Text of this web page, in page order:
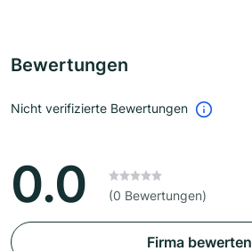
Bewertungen
Nicht verifizierte Bewertungen
0.0 (0 Bewertungen)
Firma bewerten